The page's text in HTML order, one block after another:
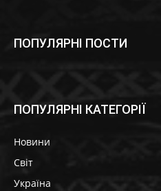
ПОПУЛЯРНІ ПОСТИ
ПОПУЛЯРНІ КАТЕГОРІЇ
Новини
Світ
Україна